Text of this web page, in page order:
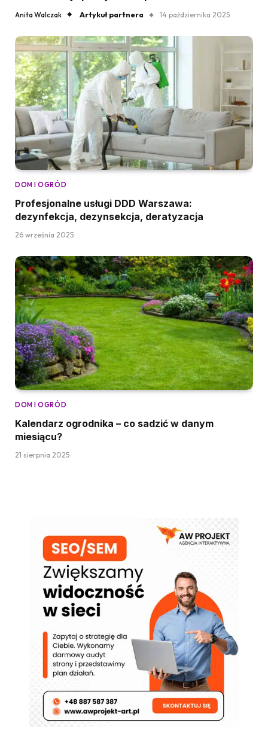
Anita Walczak Artykuł partnera 14 października 2025
DOM I OGRÓD
Profesjonalne usługi DDD Warszawa:
dezynfekcja, dezynsekcja, deratyzacja
26 września 2025
DOM I OGRÓD
Kalendarz ogrodnika – co sadzić w danym
miesiącu?
21 sierpnia 2025